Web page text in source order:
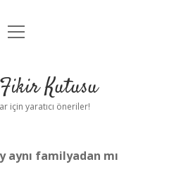
Anasayfa
Uyarı
menüyü
Kutusu
için yaratıcı öneriler!
aynı familyadan mı